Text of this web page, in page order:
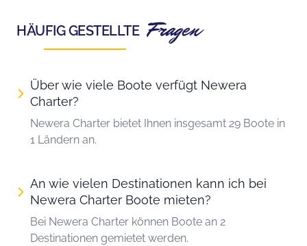
HÄUFIG GESTELLTE Fragen
Über wie viele Boote verfügt Newera
Charter?
Newera Charter bietet Ihnen insgesamt 29 Boote in
1 Ländern an.
An wie vielen Destinationen kann ich bei
Newera Charter Boote mieten?
Bei Newera Charter können Boote an 2
Destinationen gemietet werden.